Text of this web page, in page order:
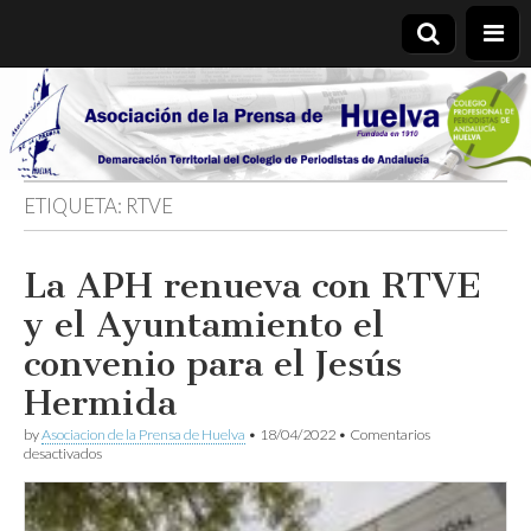
Asociación
de la
Prensa de
Huelva
ETIQUETA: RTVE
La APH renueva con RTVE
y el Ayuntamiento el
convenio para el Jesús
Hermida
byAsociacion de la Prensa de Huelva • 18/04/2022 • Comentarios
desactivadosen
APH
renueva